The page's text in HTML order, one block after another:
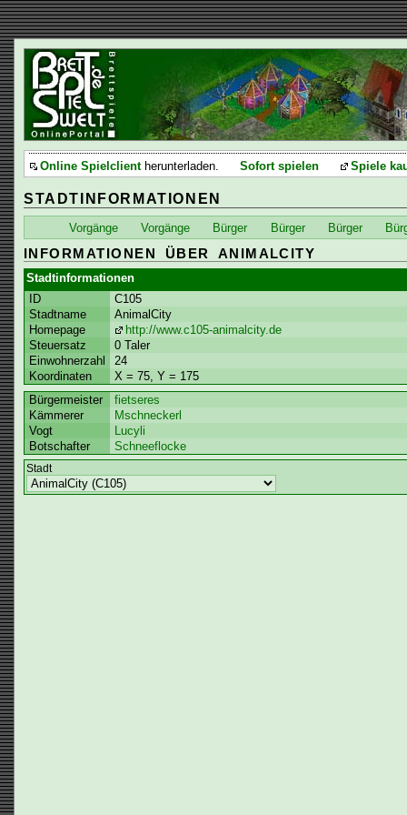
Online Spielclientherunterladen. Sofort spielen Spiele
STADTINFORMATIONEN
Vorgänge Vorgänge Bürger Bürger Bürger
INFORMATIONEN ÜBER ANIMALCITY
Stadtinformationen
ID
C105
Stadtname
AnimalCity
Homepage
http://www.c105-animalcity.de
Steuersatz
0 Taler
Einwohnerzahl
24
Koordinaten
X = 75, Y = 175
Bürgermeister
fietseres
Kämmerer
Mschneckerl
Vogt
Lucyli
Botschafter
Schneeflocke
Stadt